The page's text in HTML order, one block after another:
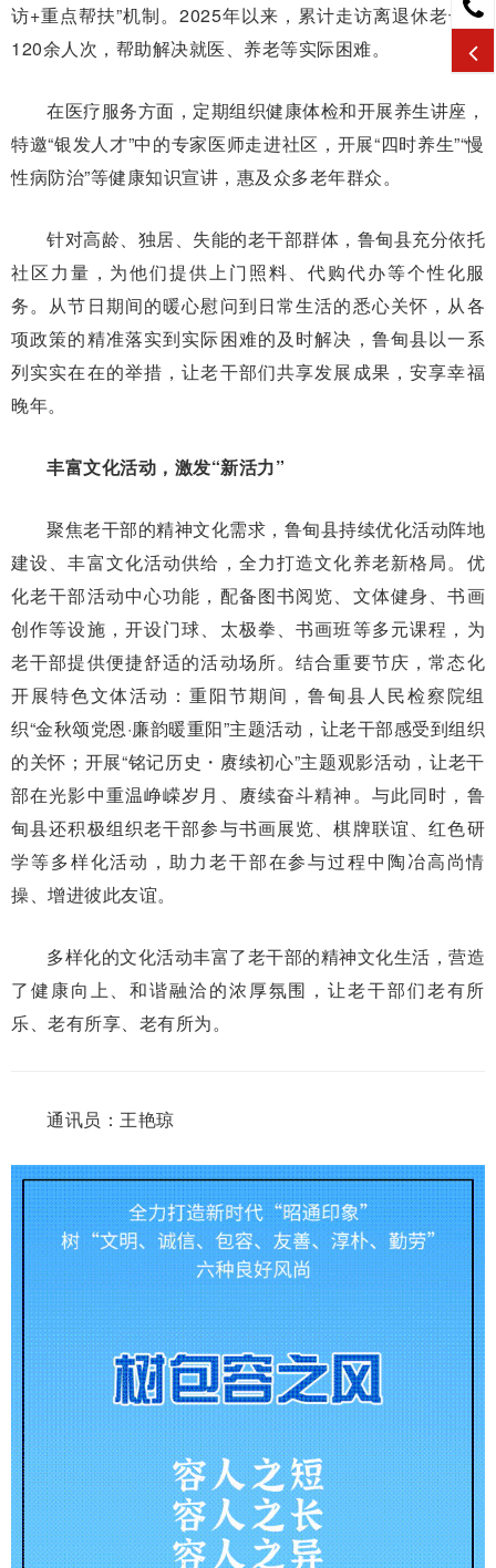
访+重点帮扶”机制。2025年以来，累计走访离退休老干部
120余人次，帮助解决就医、养老等实际困难。
在医疗服务方面，定期组织健康体检和开展养生讲座，
特邀“银发人才”中的专家医师走进社区，开展“四时养生”“慢
性病防治”等健康知识宣讲，惠及众多老年群众。
针对高龄、独居、失能的老干部群体，鲁甸县充分依托
社区力量，为他们提供上门照料、代购代办等个性化服
务。从节日期间的暖心慰问到日常生活的悉心关怀，从各
项政策的精准落实到实际困难的及时解决，鲁甸县以一系
列实实在在的举措，让老干部们共享发展成果，安享幸福
晚年。
丰富文化活动，激发“新活力”
聚焦老干部的精神文化需求，鲁甸县持续优化活动阵地
建设、丰富文化活动供给，全力打造文化养老新格局。优
化老干部活动中心功能，配备图书阅览、文体健身、书画
创作等设施，开设门球、太极拳、书画班等多元课程，为
老干部提供便捷舒适的活动场所。结合重要节庆，常态化
开展特色文体活动：重阳节期间，鲁甸县人民检察院组
织“金秋颂党恩·廉韵暖重阳”主题活动，让老干部感受到组织
的关怀；开展“铭记历史・赓续初心”主题观影活动，让老干
部在光影中重温峥嵘岁月、赓续奋斗精神。与此同时，鲁
甸县还积极组织老干部参与书画展览、棋牌联谊、红色研
学等多样化活动，助力老干部在参与过程中陶冶高尚情
操、增进彼此友谊。
多样化的文化活动丰富了老干部的精神文化生活，营造
了健康向上、和谐融洽的浓厚氛围，让老干部们老有所
乐、老有所享、老有所为。
通讯员：王艳琼